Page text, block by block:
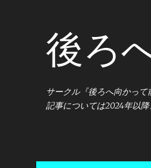
後ろ
サークル『後ろへ向かって
記事については2024年以降